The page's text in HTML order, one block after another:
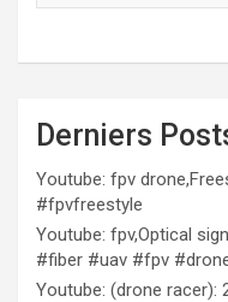
Derniers
Youtube: fpv
#fpvfreestyle
Youtube: fpv,Optical
#fiber #uav #fpv
Youtube: (drone racer):